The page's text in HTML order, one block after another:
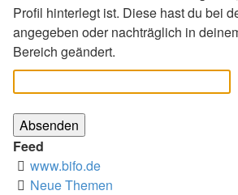
Profil hinterlegt ist. Diese hast du bei
angegeben oder nachträglich in
Bereich geändert.
Feed
www.bifo.de
Neue Themen